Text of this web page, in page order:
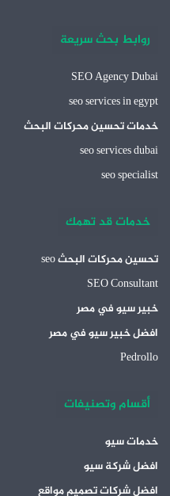
روابط بحث سريعة
SEO Agency Dubai
seo services in egypt
خدمات تحسين محركات البحث
seo services dubai
seo specialist
خدمات قد تهمك
تحسين محركات البحث seo
SEO Consultant
خبير سيو في مصر
افضل خبير سيو في مصر
Pedrollo
أقسام وتصنيفات
خدمات سيو
افضل شركة سيو
افضل شركات تصميم مواقع